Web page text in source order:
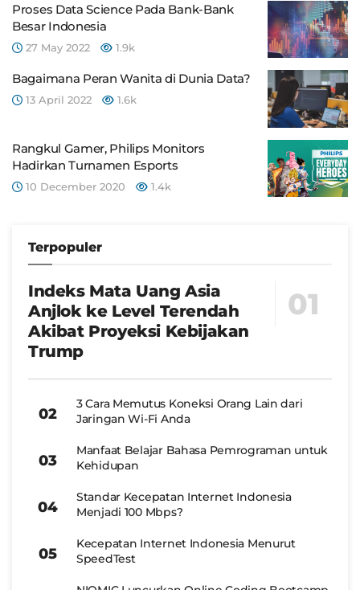
Proses Data Science Pada Bank-Bank
Besar Indonesia
27 May 2022 1.9k
Bagaimana Peran Wanita di Dunia Data?
13 April 2022 1.6k
Rangkul Gamer, Philips Monitors
Hadirkan Turnamen Esports
10 December 2020 1.4k
Terpopuler
Indeks Mata Uang Asia
Anjlok ke Level Terendah
Akibat Proyeksi Kebijakan
Trump
3 Cara Memutus Koneksi Orang Lain dari
Jaringan Wi-Fi Anda
Manfaat Belajar Bahasa Pemrograman untuk
Kehidupan
Standar Kecepatan Internet Indonesia
Menjadi 100 Mbps?
Kecepatan Internet Indonesia Menurut
SpeedTest